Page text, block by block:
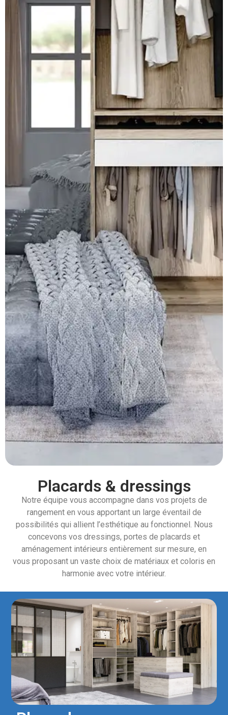
Placards & dressings
Notre équipe vous accompagne dans vos projets de
rangement en vous apportant un large éventail de
possibilités qui allient l’esthétique au fonctionnel. Nous
concevons vos dressings, portes de placards et
aménagement intérieurs entièrement sur mesure, en
vous proposant un vaste choix de matériaux et coloris en
harmonie avec votre intérieur.